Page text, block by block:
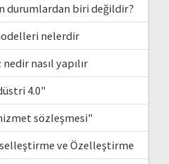
durumlardan biri değildir?
nelerdir
nasıl yapılır
4.0"
sözleşmesi"
ve Özelleştirme